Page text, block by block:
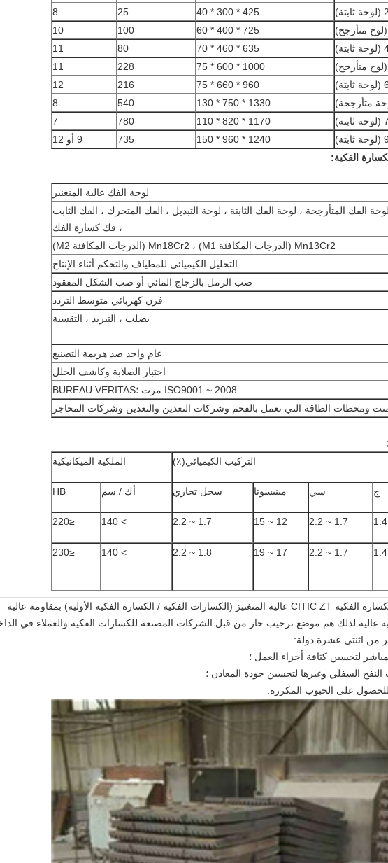
425 * 300 * 40
25
8
725 * 400 * 60
100
10
635 * 460 * 70
80
11
1000 * 600 * 75
228
11
960 * 660 * 75
216
12
1330 * 750 * 130
540
8
1170 * 820 * 110
780
7
1240 * 960 * 150
735
9 أو 12
الفكية:
لوحة الفك عالية المنغنيز
الفك المتأرجحة ، لوحة الفك الثابتة ، لوحة التبديل ، الفك المتحرك ، الفك الثابت
، فك كسارة الفك
Mn13Cr2 (الدرجات المكافئة M1) ، Mn18Cr2 (الدرجات المكافئة M2)
التحليل الكيميائي للمطياف والتحكم أثناء الإنتاج
صب الرمل بالزجاج المائي أو صب الشكل المفقود
فرن كهربائي متوسط ​​التردد
يصلب ، التبريد ، التقسية
عام واحد ضد هزيمة التصنيع
اختبار الصلابة وكاشف الخلل
ISO9001 ~ 2008 مرت ؛BUREAU VERITAS
ومحطات الطاقة التي تعمل بالفحم وشركات التعدين والتعدين وشركات المحاجر
التركيب الكيميائي(٪) الملكية الميكانيكية
ج سي مينيسوتا سجل تجاري أك / سم HB
1.7 ~ 2.2
12 ~ 15
1.7 ~ 2.2
> 140
≤220
1.7 ~ 2.2
17 ~ 19
1.8 ~ 2.2
> 140
≤230
تتميز أجزاء التآكل الفولاذية للكسارة الفكية CITIC ZT عالية المنغنيز (الكسارات الفكية / الكسارة الفكية الأولية) بمقاومة عالية
عالية.لذلك هم موضع ترحيب حار من قبل الشركات المصنعة للكسارات الفكية والعملاء في
من اثنتي عشرة دولة:
لتحسين كثافة أجزاء العمل ؛
النفخ السفلي وغيرها لتحسين جودة المعادن ؛
للحصول على الحبوب المكررة.